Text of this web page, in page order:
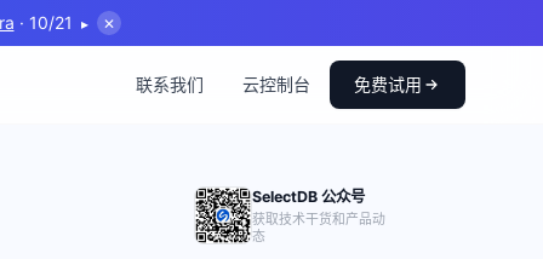
· 10/21 ▸ ✕
联系我们 云控制台 免费试用
SelectDB 公众号
获取技术干货和产品动
态